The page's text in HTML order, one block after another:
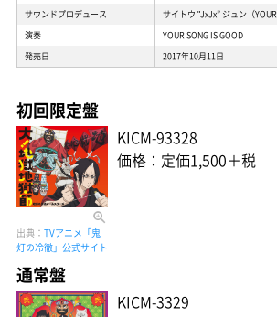
サウンドプロデュース
サイトウ "JxJx” ジュン（YOUR
演奏
YOUR SONG IS GOOD
発売日
2017年10月11日
初回限定盤
出典： TVアニメ「鬼
灯の冷徹」公式サイト
KICM-93328
価格：定価1,500＋税
通常盤
KICM-3329